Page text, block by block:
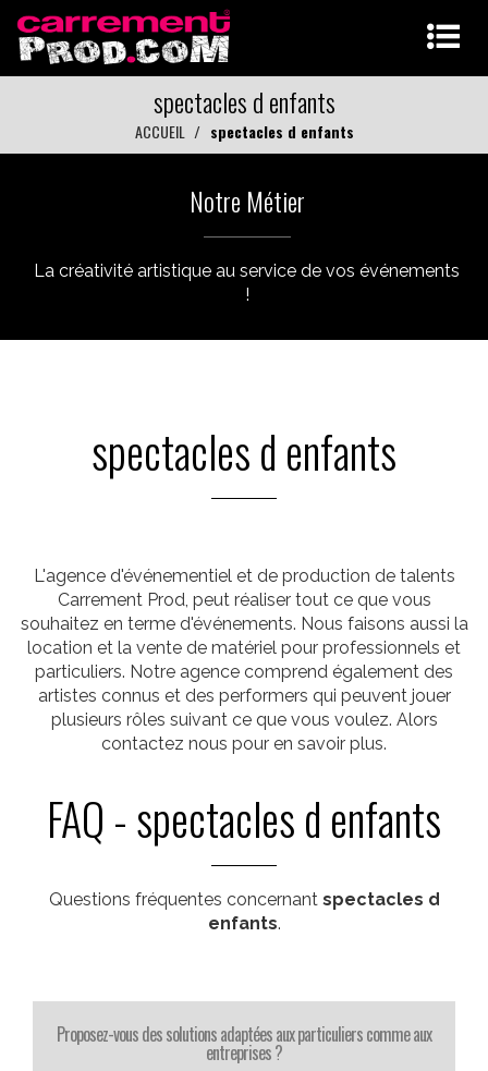
spectacles d enfants
ACCUEIL spectacles d enfants
Notre Métier
La créativité artistique au service de vos événements
!
spectacles d enfants
L'agence d'événementiel et de production de talents
Carrement Prod, peut réaliser tout ce que vous
souhaitez en terme d'événements. Nous faisons aussi la
location et la vente de matériel pour professionnels et
particuliers. Notre agence comprend également des
artistes connus et des performers qui peuvent jouer
plusieurs rôles suivant ce que vous voulez. Alors
contactez nous pour en savoir plus.
FAQ - spectacles d enfants
Questions fréquentes concernant spectacles d
enfants.
Proposez-vous des solutions adaptées aux particuliers comme aux
entreprises ?